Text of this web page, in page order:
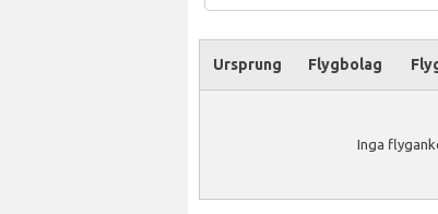
Ursprung Flygbolag
Inga